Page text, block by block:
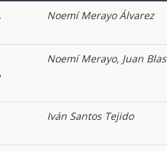
Noemí Merayo Álvarez
Noemí Merayo, Juan Blas
Iván Santos Tejido